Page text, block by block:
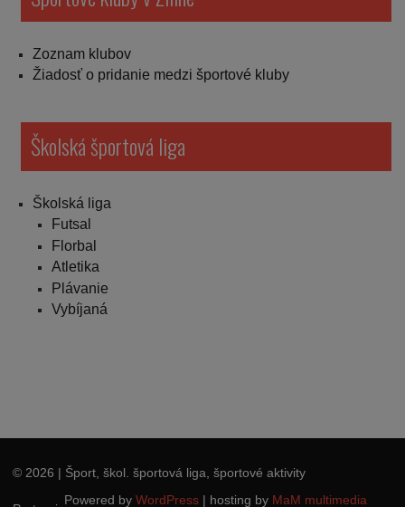
Zoznam klubov
Žiadosť o pridanie medzi športové kluby
Školská športová liga
Školská liga
Futsal
Florbal
Atletika
Plávanie
Vybíjaná
© 2026 | Šport, škol. športová liga, športové aktivity
Powered by WordPress | hosting by MaM multimedia